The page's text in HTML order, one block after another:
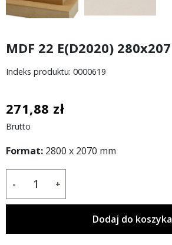
MDF 22 E(D2020) 280x207
Indeks produktu: 0000619
271,88 zł
Brutto
Format: 2800 x 2070 mm
- +
Dodaj do koszyka